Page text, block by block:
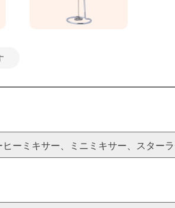
ーミキサー、ミニミキサー、スター